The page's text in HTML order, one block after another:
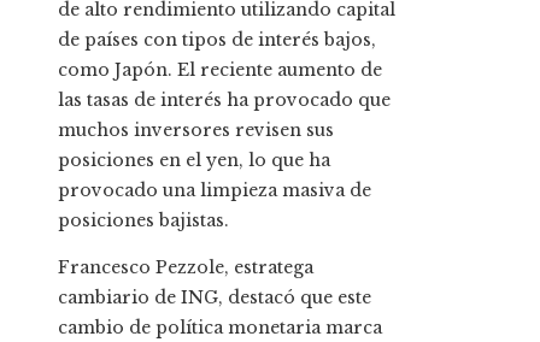
de alto rendimiento utilizando capital
de países con tipos de interés bajos,
como Japón. El reciente aumento de
las tasas de interés ha provocado que
muchos inversores revisen sus
posiciones en el yen, lo que ha
provocado una limpieza masiva de
posiciones bajistas.
Francesco Pezzole, estratega
cambiario de ING, destacó que este
cambio de política monetaria marca